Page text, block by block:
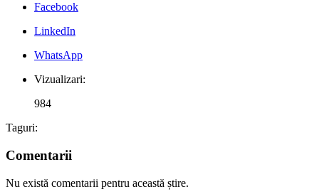
Facebook
LinkedIn
WhatsApp
Vizualizari:
984
Taguri:
Comentarii
Nu există comentarii pentru această știre.